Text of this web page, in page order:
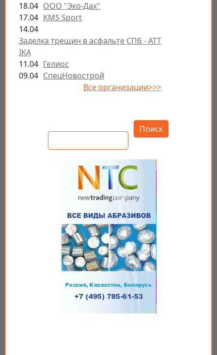
18.04 ООО "Эко-Дах"
17.04 KMS Sport
14.04
Заделка трещин в асфальте СПб - ATT
IKA
11.04 Гелиос
09.04 СпецНовострой
Все организации>>>